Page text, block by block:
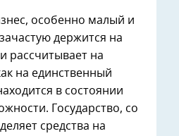
особенно малый и
держится на
рассчитывает на
на единственный
в состоянии
Государство, со
средства на